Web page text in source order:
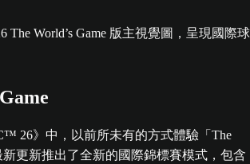
26》中，以前所未有的方式體驗「The
新更新推出了全新的國際錦標賽模式，包含